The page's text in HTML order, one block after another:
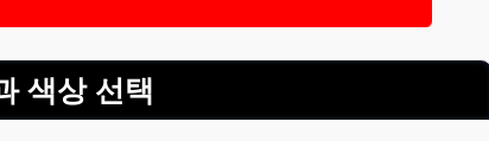
색상 선택